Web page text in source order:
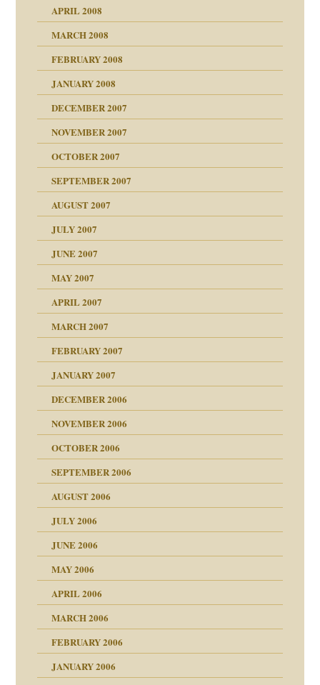
Juni 2008
und Staat
APRIL 2008
MARCH 2008
FEBRUARY 2008
in meiner
JANUARY 2008
DECEMBER 2007
NOVEMBER 2007
voller Absicht!"
OCTOBER 2007
SEPTEMBER 2007
AUGUST 2007
JULY 2007
JUNE 2007
MAY 2007
APRIL 2007
MARCH 2007
FEBRUARY 2007
JANUARY 2007
DECEMBER 2006
NOVEMBER 2006
OCTOBER 2006
SEPTEMBER 2006
AUGUST 2006
JULY 2006
JUNE 2006
MAY 2006
APRIL 2006
MARCH 2006
FEBRUARY 2006
JANUARY 2006